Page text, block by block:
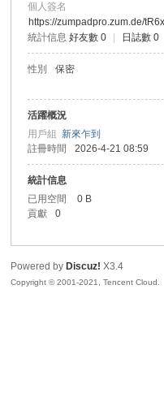
個人簽名
https://zumpadpro.zum.de/
統計信息 好友數 0 日誌數 0
性別 保密
活躍概況
用戶組新來乍到
註冊時間
2026-4-21 08:59
統計信息
已用空間
0 B
貢獻
0
Powered by Discuz! X3.4
Copyright © 2001-2021, Tencent Cloud.